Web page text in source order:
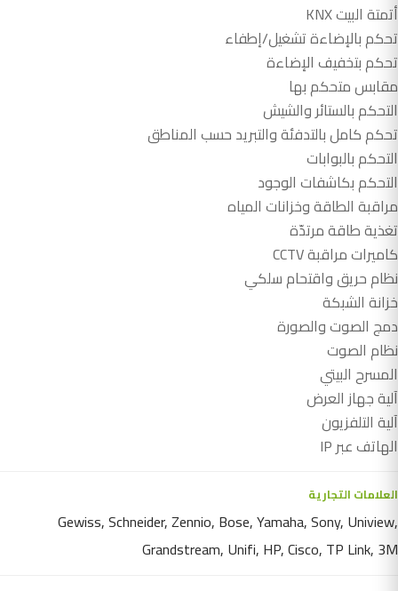
أتمتة البيت KNX
تحكم بالإضاءة تشغيل/إطفاء
تحكم بتخفيف الإضاءة
مقابس متحكم بها
التحكم بالستائر والشيش
تحكم كامل بالتدفئة والتبريد حسب المناطق
التحكم بالبوابات
التحكم بكاشفات الوجود
مراقبة الطاقة وخزانات المياه
تغذية طاقة مرتدّة
كاميرات مراقبة CCTV
نظام حريق واقتحام سلكي
خزانة الشبكة
دمج الصوت والصورة
نظام الصوت
المسرح البيتي
آلية جهاز العرض
آلية التلفزيون
الهاتف عبر IP
العلامات التجارية
Gewiss, Schneider, Zennio, Bose, Yamaha, Sony, Uniview,
Grandstream, Unifi, HP, Cisco, TP Link, 3M